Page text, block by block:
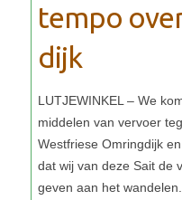
tempo
dijk